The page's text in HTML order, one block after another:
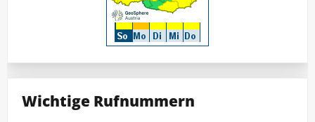
Wichtige Rufnummern